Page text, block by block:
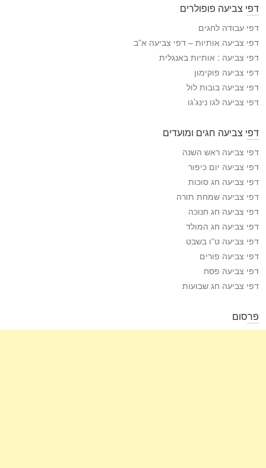
י
ה
צ
י
ע
ה
דפי צביעה פופולרים
דפי עבודה לחגים
דפי צביעה אותיות – דפי צביעה א”ב
דפי צביעה : אותיות באנגלית
דפי צביעה פוקימון
דפי צביעה בובות לול
דפי צביעה לגו נינג’גו
דפי צביעה חגים ומועדים
דפי צביעה ראש השנה
דפי צביעה יום כיפור
דפי צביעה חג סוכות
דפי צביעה שמחת תורה
דפי צביעה חג חנוכה
דפי צביעה חג המולד
דפי צביעה ט”ו בשבט
דפי צביעה פורים
דפי צביעה פסח
דפי צביעה חג שבועות
פרסום